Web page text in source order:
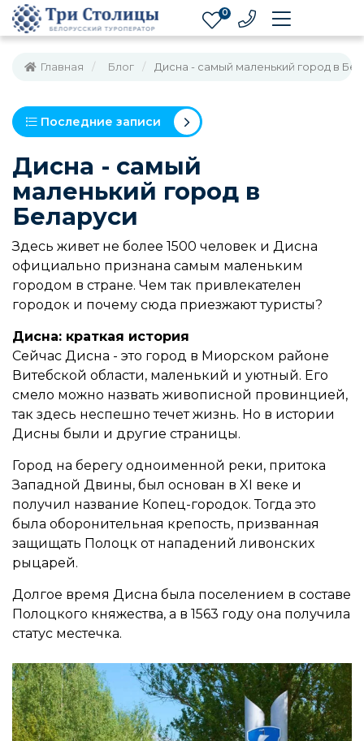
0
Главная Блог Дисна - самый маленький город в
Последние записи
Дисна - самый
маленький город в
Беларуси
Здесь живет не более 1500 человек и Дисна
официально признана самым маленьким
городом в стране. Чем так привлекателен
городок и почему сюда приезжают туристы?
Дисна: краткая история
Сейчас Дисна - это город в Миорском районе
Витебской области, маленький и уютный. Его
смело можно назвать живописной провинцией,
так здесь неспешно течет жизнь. Но в истории
Дисны были и другие страницы.
Город на берегу одноименной реки, притока
Западной Двины, был основан в XI веке и
получил название Копец-городок. Тогда это
была оборонительная крепость, призванная
защищать Полоцк от нападений ливонских
рыцарей.
Долгое время Дисна была поселением в составе
Полоцкого княжества, а в 1563 году она получила
статус местечка.